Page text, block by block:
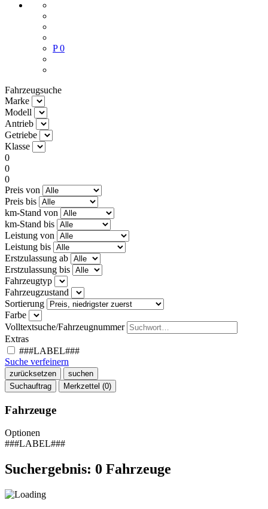
P 0
Fahrzeugsuche
Marke
Modell
Antrieb
Getriebe
Klasse
0
0
0
Preis von
Preis bis
km-Stand von
km-Stand bis
Leistung von
Leistung bis
Erstzulassung ab
Erstzulassung bis
Fahrzeugtyp
Fahrzeugzustand
Sortierung
Farbe
Volltextsuche/Fahrzeugnummer
Extras
###LABEL###
Suche verfeinern
zurücksetzen
suchen
Suchauftrag
Merkzettel (0)
Fahrzeuge
Optionen
###LABEL###
Suchergebnis: 0 Fahrzeuge